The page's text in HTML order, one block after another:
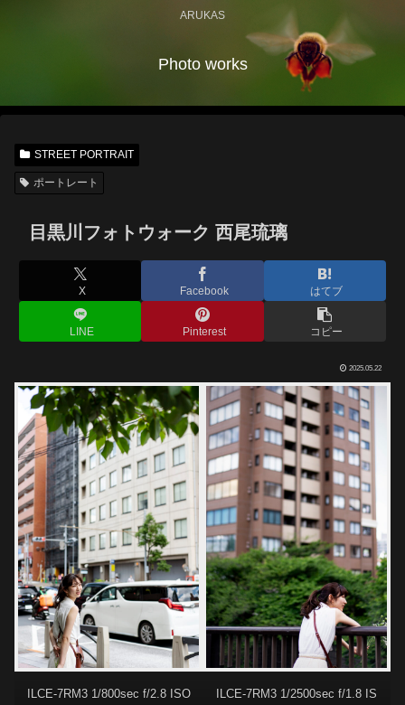
ARUKAS
Photo works
STREET PORTRAIT
ポートレート
目黒川フォトウォーク 西尾琉璃
X Facebook はてブ
LINE Pinterest コピー
2025.05.22
ILCE-7RM3 1/800sec f/2.8 ISO
ILCE-7RM3 1/2500sec f/1.8 IS